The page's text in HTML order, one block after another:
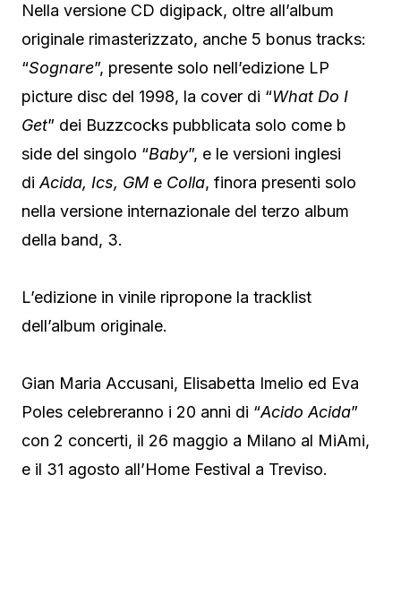
Nella versione CD digipack, oltre all’album
originale rimasterizzato, anche 5 bonus tracks:
“Sognare”, presente solo nell’edizione LP
picture disc del 1998, la cover di “What Do I
Get” dei Buzzcocks pubblicata solo come b
side del singolo “Baby”, e le versioni inglesi
diAcida, Ics, GM e Colla, finora presenti solo
nella versione internazionale del terzo album
della band, 3.
L’edizione in vinile ripropone la tracklist
dell’album originale.
Gian Maria Accusani, Elisabetta Imelio ed Eva
Poles celebreranno i 20 anni di “Acido Acida”
con 2 concerti, il 26 maggio a Milano al MiAmi,
e il 31 agosto all’Home Festival a Treviso.